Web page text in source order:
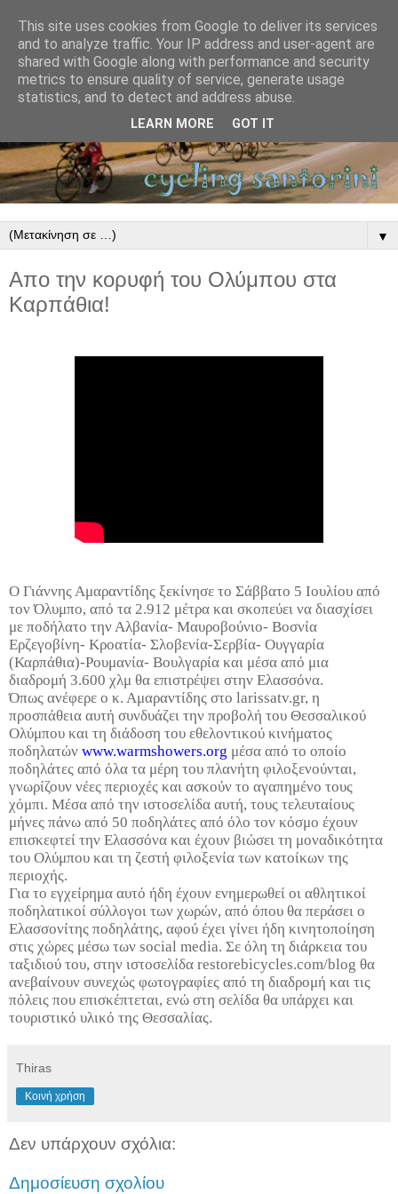
▼
Απο την κορυφή του Ολύμπου στα
Καρπάθια!
Ο Γιάννης Αμαραντίδης ξεκίνησε το Σάββατο 5 Ιουλίου από
τον Όλυμπο, από τα 2.912 μέτρα και σκοπεύει να διασχίσει
με ποδήλατο την Αλβανία- Μαυροβούνιο- Βοσνία
Ερζεγοβίνη- Κροατία- Σλοβενία-Σερβία- Ουγγαρία
(Καρπάθια)-Ρουμανία- Βουλγαρία και μέσα από μια
διαδρομή 3.600 χλμ θα επιστρέψει στην Ελασσόνα.
Όπως ανέφερε ο κ. Αμαραντίδης στο larissatv.gr, η
προσπάθεια αυτή συνδυάζει την προβολή του Θεσσαλικού
Ολύμπου και τη διάδοση του εθελοντικού κινήματος
ποδηλατών www.warmshowers.org μέσα από το οποίο
ποδηλάτες από όλα τα μέρη του πλανήτη φιλοξενούνται,
γνωρίζουν νέες περιοχές και ασκούν το αγαπημένο τους
χόμπι. Μέσα από την ιστοσελίδα αυτή, τους τελευταίους
μήνες πάνω από 50 ποδηλάτες από όλο τον κόσμο έχουν
επισκεφτεί την Ελασσόνα και έχουν βιώσει τη μοναδικότητα
του Ολύμπου και τη ζεστή φιλοξενία των κατοίκων της
περιοχής.
Για το εγχείρημα αυτό ήδη έχουν ενημερωθεί οι αθλητικοί
ποδηλατικοί σύλλογοι των χωρών, από όπου θα περάσει ο
Ελασσονίτης ποδηλάτης, αφού έχει γίνει ήδη κινητοποίηση
στις χώρες μέσω των social media. Σε όλη τη διάρκεια του
ταξιδιού του, στην ιστοσελίδα restorebicycles.com/blog θα
ανεβαίνουν συνεχώς φωτογραφίες από τη διαδρομή και τις
πόλεις που επισκέπτεται, ενώ στη σελίδα θα υπάρχει και
τουριστικό υλικό της Θεσσαλίας.
Thiras
Κοινή χρήση
Δεν υπάρχουν σχόλια:
Δημοσίευση σχολίου
This site uses cookies from Google to deliver its services
and to analyze traffic. Your IP address and user-agent are
shared with Google along with performance and security
metrics to ensure quality of service, generate usage
statistics, and to detect and address abuse.
LEARN MORE GOT IT